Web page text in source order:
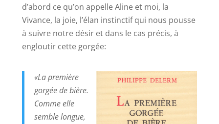
d’abord ce qu’on appelle Aline et moi, la
Vivance, la joie, l’élan instinctif qui nous pousse
à suivre notre désir et dans le cas précis, à
engloutir cette gorgée:
«La première
gorgée de bière.
Comme elle
semble longue,